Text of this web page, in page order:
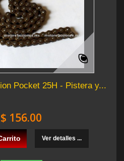
Pocket 25H - Pistera y...
$ 156.00
Ver detalles ...